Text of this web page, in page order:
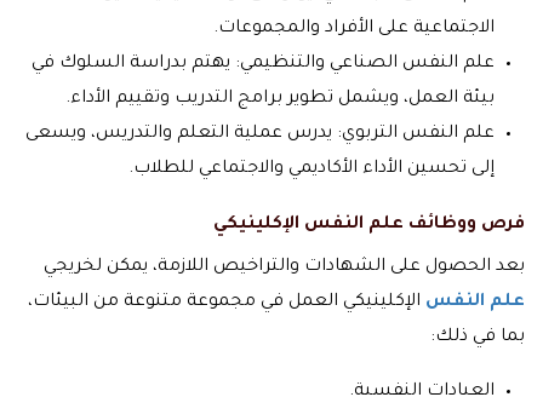
الاجتماعية على الأفراد والمجموعات.
علم النفس الصناعي والتنظيمي: يهتم بدراسة السلوك في
بيئة العمل، ويشمل تطوير برامج التدريب وتقييم الأداء.
علم النفس التربوي: يدرس عملية التعلم والتدريس، ويسعى
إلى تحسين الأداء الأكاديمي والاجتماعي للطلاب.
فرص ووظائف علم النفس الإكلينيكي
بعد الحصول على الشهادات والتراخيص اللازمة، يمكن لخريجي
علم النفس الإكلينيكي العمل في مجموعة متنوعة من البيئات،
بما في ذلك:
العيادات النفسية.